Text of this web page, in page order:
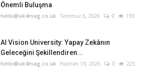
Önemli Buluşma
hello@uk4mag.co.uk Temmuz 6, 2026 0 193
AI Vision University: Yapay Zekânın
Geleceğini Şekillendiren...
hello@uk4mag.co.uk Haziran 19, 2026 0 225